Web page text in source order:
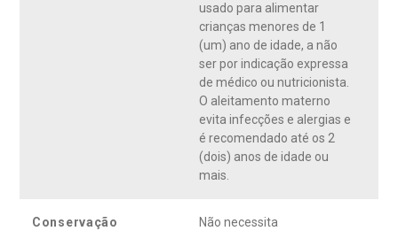
usado para alimentar
crianças menores de 1
(um) ano de idade, a não
ser por indicação expressa
de médico ou nutricionista.
O aleitamento materno
evita infecções e alergias e
é recomendado até os 2
(dois) anos de idade ou
mais.
Conservação
Não necessita